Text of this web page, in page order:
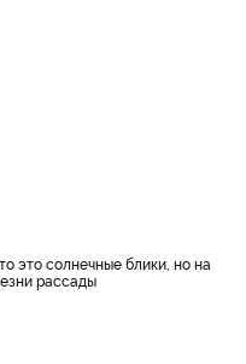
рассады